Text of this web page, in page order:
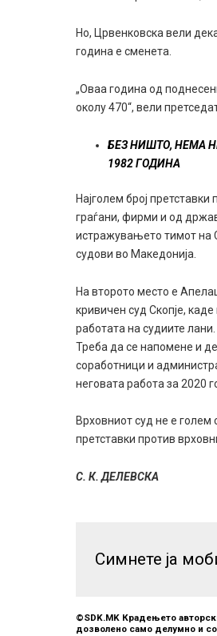
Но, Црвенковска вели
година е сменета.
„Оваа година од
околу 470“, вели
БЕЗ НИШТО, НЕМА
1982 ГОДИНА
Најголем број
граѓани, фирми и од
истражувањето тимот на
судови во Македонија.
На второто место е
кривичен суд Скопје,
работата на судиите лани.
Треба да се напомене и
соработници и
неговата работа за 2020
Врховниот суд не е голем
претставки против
С. К. ДЕЛЕВСКА
Симнете ја
©SDK.MK Крадењето
дозволено само делумно и